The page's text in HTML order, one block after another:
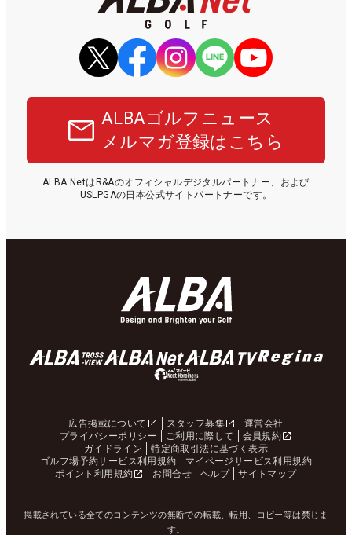
ALBAゴルフニュース
メルマガ登録はこちら
ALBA NetはR&Aのオフィシャルデジタルパートナー、および
USLPGAの日本公式サイトパートナーです。
広告掲載について スタッフ募集
運営会社
プライバシーポリシー
ご利用に際して
会員規約
ガイドライン
特定商取引法に基づく表示
ゴルフ場予約サービス利用規約
マイページサービス利用規約
ポイント利用規約
お問合せ ヘルプ サイトマップ
掲載されている全てのコンテンツの無断での転載、転用、コピー等は禁じま
す。